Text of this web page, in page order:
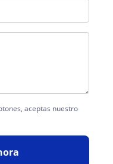
aceptas nuestro